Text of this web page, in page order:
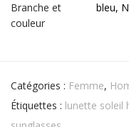
Branche et
couleur
bleu,
Catégories : Femme,
Étiquettes : lunette soleil